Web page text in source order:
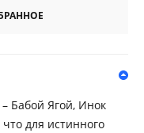
Бабой Ягой, Инок
для истинного